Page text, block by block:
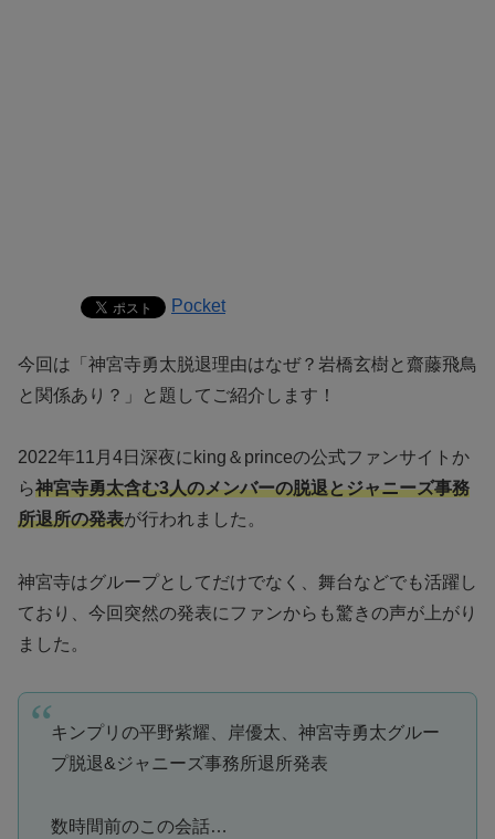
Pocket
今回は「神宮寺勇太脱退理由はなぜ？岩橋玄樹と齋藤飛鳥
と関係あり？」と題してご紹介します！
2022年11月4日深夜にking＆princeの公式ファンサイトか
ら神宮寺勇太含む3人のメンバーの脱退とジャニーズ事務
所退所の発表が行われました。
神宮寺はグループとしてだけでなく、舞台などでも活躍し
ており、今回突然の発表にファンからも驚きの声が上がり
ました。
キンプリの平野紫耀、岸優太、神宮寺勇太グルー
プ脱退&ジャニーズ事務所退所発表
数時間前のこの会話…